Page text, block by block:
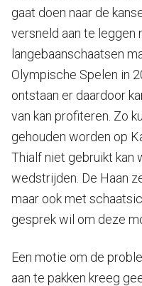
gaat doen naar de
versneld aan te leggen
langebaanschaatsen
Olympische Spelen in
ontstaan er daardoor
van kan profiteren. Zo
gehouden worden op
Thialf niet gebruikt kan
wedstrijden. De Haan
maar ook met
gesprek wil om deze
Een motie om de
aan te pakken kreeg